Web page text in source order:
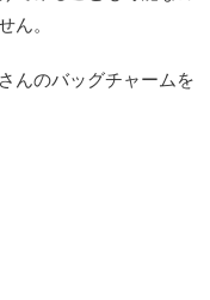
ん。
んのバッグチャームを